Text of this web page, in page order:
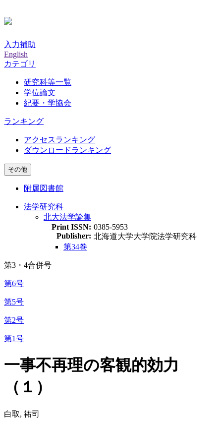
入力補助
English
カテゴリ
研究科等一覧
学位論文
紀要・学協会
ランキング
アクセスランキング
ダウンロードランキング
その他
附属図書館
法学研究科
北大法学論集
Print ISSN: 0385-5953
Publisher: 北海道大学大学院法学研究科
第34巻
第3・4合併号
第6号
第5号
第2号
第1号
一事不再理の客観的効力
（１）
白取, 祐司